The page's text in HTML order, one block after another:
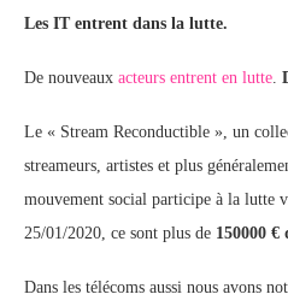
Les IT entrent dans la lutte.
De nouveaux acteurs entrent en lutte
Le « Stream Reconductible », un
streameurs, artistes et plus
mouvement social participe à la lutte
25/01/2020, ce sont plus de 150000 €
Dans les télécoms aussi nous avons